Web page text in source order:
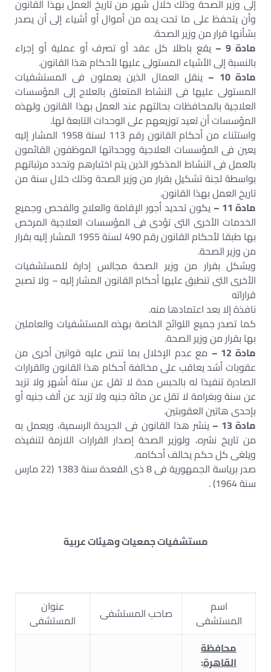
إلى وزير الصحة وذلك خلال شهر من تاريخ العمل بهذا القانون
وأن يتحفظ على ما تحت يده من أموال أو أشياء إلى أن يصدر
بشأنها قرار من وزير الصحة.
مادة 9 –
يقع باطلا كل عقد أو تصرف أو عملية أو إجراء
بالنسبة إلى الأشياء المستولى عليها لأحكام هذا القانون.
مادة 10 –
ينقل العمال الذين يعملون فى المستشفيات
المستولى عليها فى النشاط المتعلق بالعلاج إلى المؤسسات
العلاجية بالمحافظات بحالتهم عند العمل بهذا القانون ولهذه
المؤسسات أن تعيد توزيعهم على الوحدات التابعة لها.
واستثناء من أحكام القانون رقم 113 لسنة 1958 المشار إليه
يعين فى المؤسسات العلاجية ووحداتها الموظفون القائمون
بالعمل فى النشاط المذكور الذين يتم اختبارهم وتحدد مرتباتهم
بواسطة لجنة تشكيل بقرار من وزير الصحة وذلك خلال سنة من
تاريخ العمل بهذا القانون.
مادة 11 –
يكون تحديد أجور الإقامة والعلاج والفحص وجميع
الخدمات الأخرى التى تؤدى فى المؤسسات العلاجية المرخص
بها طبقا لأحكام القانون رقم 490 لسنة 1955 المشار إليه بقرار
من وزير الصحة.
ويشكل بقرار من وزير الصحة مجالس إدارة للمستشفيات
الأخرى التى تنطبق عليها أحكام القانون المشار إليه – ولا تصبح
قراراته
نافذة إلا بعد اعتمادها منه.
كما تصدر جميع اللوائح الخاصة بهذه المستشفيات والعاملين
بها بقرار من وزير الصحة.
مادة 12 –
مع عدم الإخلال بما تنص عليه قوانين أخرى من
عقوبات أشد يعاقب على مخالفة أحكام هذا القانون والقرارات
الصادرة تنفيذا له بالحبس مدة لا تقل عن ستة أشهر ولا تزيد
عن سنة وبغرامة لا تقل عن مائة جنيه ولا تزيد عن ألف جنيه أو
بإحدى هاتين العقوبتين.
مادة 13 –
ينشر هذا القانون فى الجريدة الرسمية، ويعمل به
من تاريخ نشره، ولوزير الصحة إصدار القرارات اللازمة لتنفيذه
ويلغى كل حكم يخالف أحكامه.
صدر برياسة الجمهورية فى 8 ذى القعدة سنة 1383 (22 مارس
سنة 1964) .
مستشفيات جمعيات وهيئات عربية
اسم
المستشفى
صاحب المستشفى
عنوان
المستشفى
محافظة
القاهرة: